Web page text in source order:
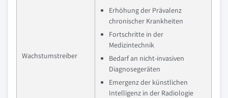
Wachstumstreiber
Erhöhung der Prävalenz
chronischer Krankheiten
Fortschritte in der
Medizintechnik
Bedarf an nicht-invasiven
Diagnosegeräten
Emergenz der künstlichen
Intelligenz in der Radiologie